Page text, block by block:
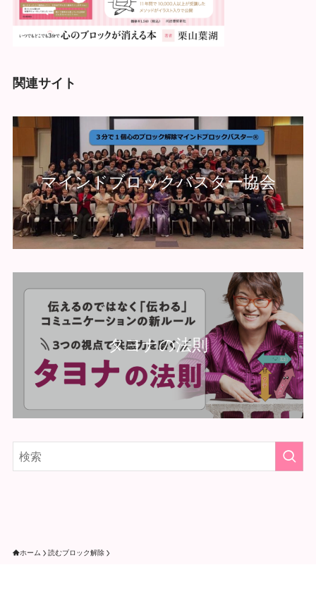
関連サイト
マインドブロックバスター協会
タヨナの法則
ホーム 読むブロック解除